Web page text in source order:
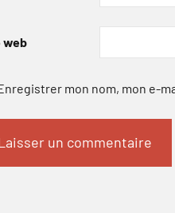
web
mon nom, mon e-